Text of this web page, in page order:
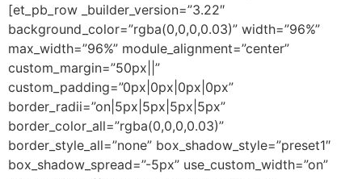
[et_pb_row _builder_version=”3.22″
background_color=”rgba(0,0,0,0.03)” width=”96%”
max_width=”96%” module_alignment=”center”
custom_margin=”50px||”
custom_padding=”0px|0px|0px|0px”
border_radii=”on|5px|5px|5px|5px”
border_color_all=”rgba(0,0,0,0.03)”
border_style_all=”none” box_shadow_style=”preset1″
box_shadow_spread=”-5px” use_custom_width=”on”